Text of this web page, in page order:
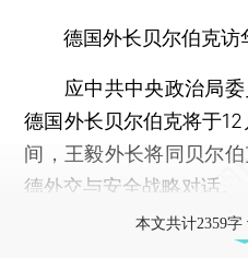
德国外长贝尔伯克访
应中共中央政治局委
德国外长贝尔伯克将于
间，王毅外长将同贝尔
德外交与安全战略对话。
本文共计2359